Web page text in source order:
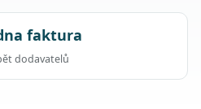
faktura
dodavatelů